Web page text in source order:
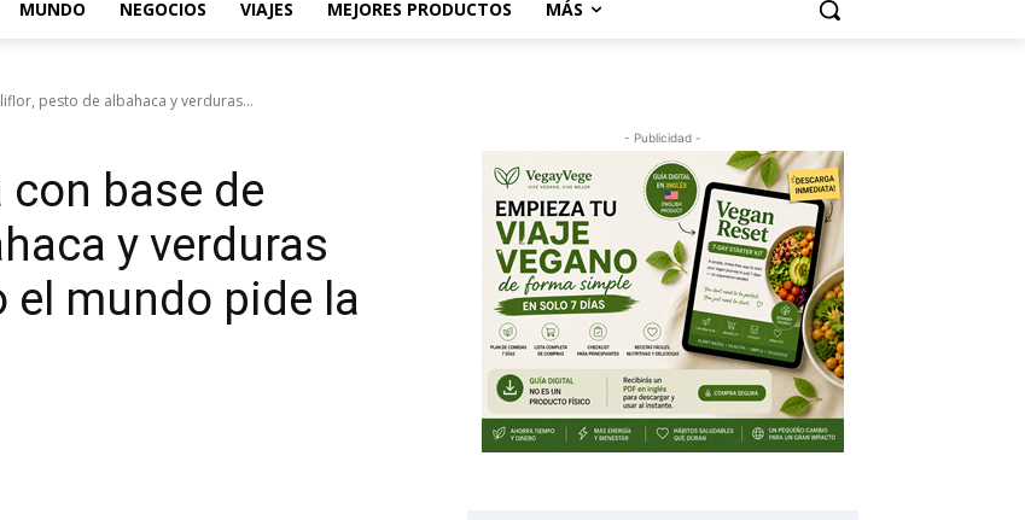
MUNDO NEGOCIOS VIAJES MEJORES PRODUCTOS MÁS
pesto de albahaca y verduras...
con base de
y verduras
mundo pide la
- Publicidad -